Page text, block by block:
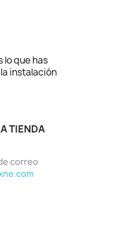
que has
instalación
TIENDA
correo